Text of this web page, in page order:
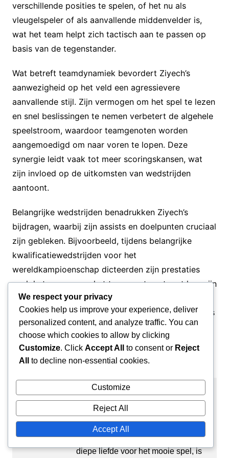
verschillende posities te spelen, of het nu als
vleugelspeler of als aanvallende middenvelder is,
wat het team helpt zich tactisch aan te passen op
basis van de tegenstander.
Wat betreft teamdynamiek bevordert Ziyech’s
aanwezigheid op het veld een agressievere
aanvallende stijl. Zijn vermogen om het spel te lezen
en snel beslissingen te nemen verbetert de algehele
speelstroom, waardoor teamgenoten worden
aangemoedigd om naar voren te lopen. Deze
synergie leidt vaak tot meer scoringskansen, wat
zijn invloed op de uitkomsten van wedstrijden
aantoont.
Belangrijke wedstrijden benadrukken Ziyech’s
bijdragen, waarbij zijn assists en doelpunten cruciaal
zijn gebleken. Bijvoorbeeld, tijdens belangrijke
kwalificatiewedstrijden voor het
wereldkampioenschap dicteerden zijn prestaties
vaak het succes van het team, wat aantoont hoe zijn
individuele vaardigheden zich vertalen naar
collectieve prestaties. Over het algemeen is Ziyech’s
tactische rol integraal voor de strategie van het
nationale team, waardoor hij een speler is om in
internationale competities in de gaten te houden.
Amir El-Mansouri
Amir is een gepassioneerde
sportjournalist en voetbalfanaat uit
Casablanca, Marokko. Met een
diepe liefde voor het mooie spel, is
We respect your privacy
Cookies help us improve your experience, deliver
personalized content, and analyze traffic. You can
choose which cookies to allow by clicking
Customize. Click Accept All to consent or Reject
All
to decline non-essential cookies.
Customize
Reject All
Accept All